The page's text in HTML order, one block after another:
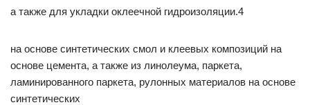
а также для укладки оклеечной гидроизоляции.4
на основе синтетических смол и клеевых композиций на
основе цемента, а также из линолеума, паркета,
ламинированного паркета, рулонных материалов на основе
синтетических